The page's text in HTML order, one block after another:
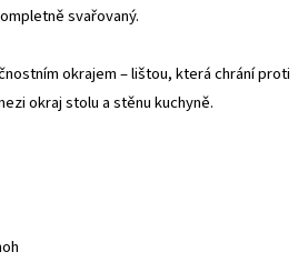
svařovaný.
okrajem – lištou, která chrání proti
okraj stolu a stěnu kuchyně.